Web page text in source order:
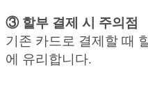
③ 할부 결제 시 주의점
기존 카드로 결제할 때
에 유리합니다.